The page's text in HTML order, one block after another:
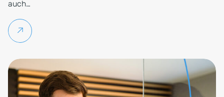
auch…
Weiterlesen